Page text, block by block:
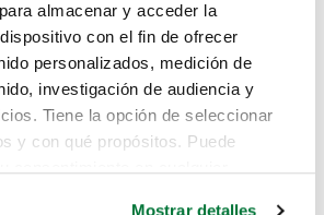
almacenar y acceder la
con el fin de ofrecer
personalizados, medición de
investigación de audiencia y
Tiene la opción de seleccionar
y con qué propósitos. Puede
Mostrar detalles
no sabemos como
hasta aquí.
el coche que estás
de estos enlaces: